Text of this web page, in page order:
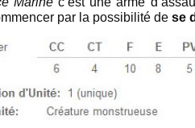
par la possibilité de se